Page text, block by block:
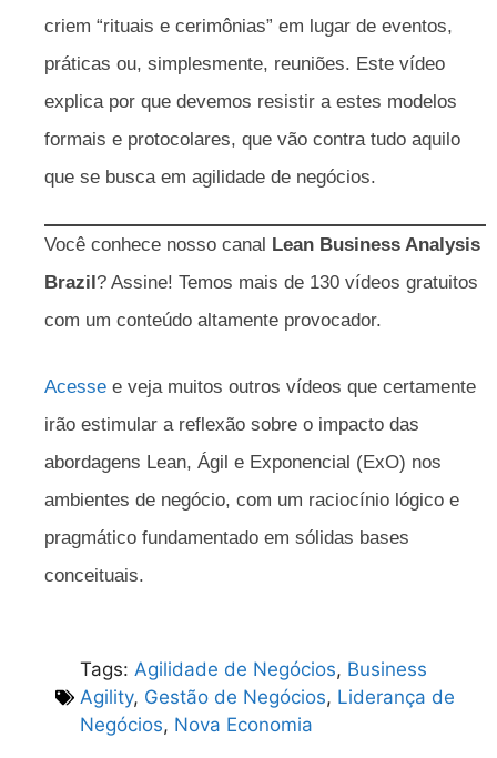
criem “rituais e cerimônias” em lugar de eventos,
práticas ou, simplesmente, reuniões. Este vídeo
explica por que devemos resistir a estes modelos
formais e protocolares, que vão contra tudo aquilo
que se busca em agilidade de negócios.
Você conhece nosso canal Lean Business Analysis
Brazil ? Assine! Temos mais de 130 vídeos gratuitos
com um conteúdo altamente provocador.
Acesse e veja muitos outros vídeos que certamente
irão estimular a reflexão sobre o impacto das
abordagens Lean, Ágil e Exponencial (ExO) nos
ambientes de negócio, com um raciocínio lógico e
pragmático fundamentado em sólidas bases
conceituais.
Tags: Agilidade de Negócios, Business
Agility, Gestão de Negócios, Liderança de
Negócios, Nova Economia